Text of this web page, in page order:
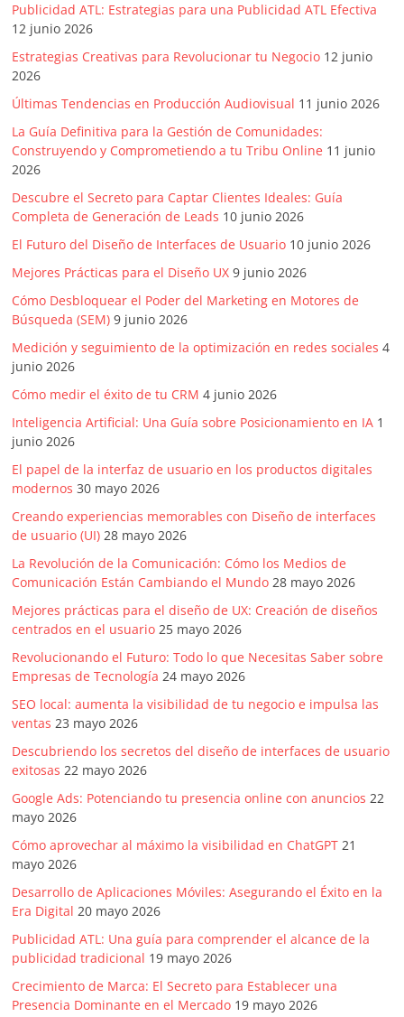
Periodismo,
Revistas,
Magazines
,
ATL,
BTL,
Periódicos
y
Producción
Gráfica
en
Publicidad ATL: Estrategias para una Publicidad ATL Efectiva
12 junio 2026
Estrategias Creativas para Revolucionar tu Negocio 12 junio
2026
Últimas Tendencias en Producción Audiovisual 11 junio 2026
La Guía Definitiva para la Gestión de Comunidades:
Construyendo y Comprometiendo a tu Tribu Online 11 junio
2026
Descubre el Secreto para Captar Clientes Ideales: Guía
Completa de Generación de Leads 10 junio 2026
El Futuro del Diseño de Interfaces de Usuario 10 junio 2026
Mejores Prácticas para el Diseño UX 9 junio 2026
Cómo Desbloquear el Poder del Marketing en Motores de
Búsqueda (SEM) 9 junio 2026
Medición y seguimiento de la optimización en redes sociales 4
junio 2026
Cómo medir el éxito de tu CRM 4 junio 2026
Inteligencia Artificial: Una Guía sobre Posicionamiento en IA 1
junio 2026
El papel de la interfaz de usuario en los productos digitales
modernos 30 mayo 2026
Creando experiencias memorables con Diseño de interfaces
de usuario (UI) 28 mayo 2026
La Revolución de la Comunicación: Cómo los Medios de
Comunicación Están Cambiando el Mundo 28 mayo 2026
Mejores prácticas para el diseño de UX: Creación de diseños
centrados en el usuario 25 mayo 2026
Revolucionando el Futuro: Todo lo que Necesitas Saber sobre
Empresas de Tecnología 24 mayo 2026
SEO local: aumenta la visibilidad de tu negocio e impulsa las
ventas 23 mayo 2026
Descubriendo los secretos del diseño de interfaces de usuario
exitosas 22 mayo 2026
Google Ads: Potenciando tu presencia online con anuncios 22
mayo 2026
Cómo aprovechar al máximo la visibilidad en ChatGPT 21
mayo 2026
Desarrollo de Aplicaciones Móviles: Asegurando el Éxito en la
Era Digital 20 mayo 2026
Publicidad ATL: Una guía para comprender el alcance de la
publicidad tradicional 19 mayo 2026
Crecimiento de Marca: El Secreto para Establecer una
Presencia Dominante en el Mercado 19 mayo 2026